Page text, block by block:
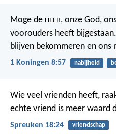
Moge de HEER, onze God,
voorouders heeft
blijven bekommeren en ons
1 Koningen 8:57 nabijheid
Wie veel vrienden heeft,
echte vriend is meer waard
Spreuken 18:24 vriendschap